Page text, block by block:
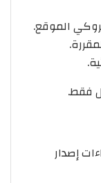
الموقع.
إصدار